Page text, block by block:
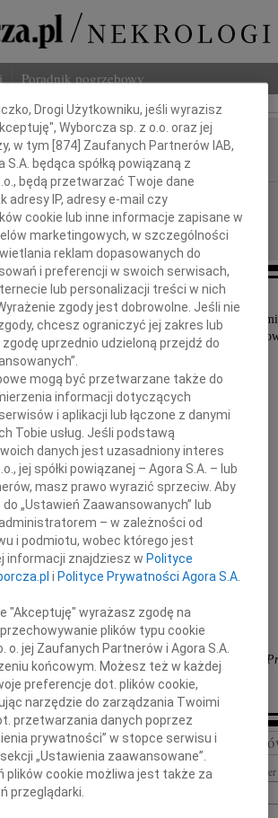
Poradnik pogrzebowy
Irena Zyzik
Częstochowa
06.05.2022
Z głębokim smutkiem przyjęliśmy wiadomość o
wieloletniej działaczki spółdzielczości
Ireny Zyzik
Składamy wyrazy głębokiego współczucia
Jej Najbliższym
Rada Nadzorcza i Zarząd
Częstochowskiej Spółdzielni Mieszkaniowej "Nasza
Szukaj
Imię i nazwisko lub numer
Drogi Użytkowniku, jeśli wyrazisz
Wyborcza sp. z o.o. oraz jej
w tym [874 ] Zaufanych Partnerów IAB,
S.A. będąca spółką powiązaną z
będą przetwarzać Twoje dane
adresy IP, adresy e-mail czy
cookie lub inne informacje zapisane w
marketingowych, w szczególności
reklam dopasowanych do
i preferencji w swoich serwisach,
lub personalizacji treści w nich
zgody jest dobrowolne. Jeśli nie
chcesz ograniczyć jej zakres lub
uprzednio udzieloną przejdź do
mogą być przetwarzane także do
informacji dotyczących
i aplikacji lub łączone z danymi
Tobie usług. Jeśli podstawą
danych jest uzasadniony interes
jej spółki powiązanej – Agora S.A. – lub
masz prawo wyrazić sprzeciw. Aby
„Ustawień Zaawansowanych” lub
– w zależności od
i podmiotu, wobec którego jest
informacji znajdziesz w Polityce
i Polityce Prywatności Agora S.A.
"Akceptuję" wyrażasz zgodę na
plików typu cookie
o. jej Zaufanych Partnerów i Agora S.A.
końcowym. Możesz też w każdej
preferencje dot. plików cookie,
narzędzie do zarządzania Twoimi
przetwarzania danych poprzez
prywatności” w stopce serwisu i
„Ustawienia zaawansowane”.
plików cookie możliwa jest także za
przeglądarki.